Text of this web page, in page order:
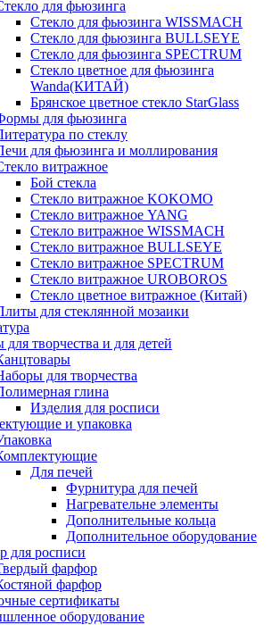
для фьюзинга
Стекло для фьюзинга WISSMACH
Стекло для фьюзинга BULLSEYE
Стекло для фьюзинга SPECTRUM
Стекло цветное для фьюзинга
Wanda(КИТАЙ)
Брянское цветное стекло StarGlass
для фьюзинга
по стеклу
для фьюзинга и моллирования
витражное
Бой стекла
Стекло витражное KOKOMO
Стекло витражное YANG
Стекло витражное WISSMACH
Стекло витражное BULLSEYE
Стекло витражное SPECTRUM
Стекло витражное UROBOROS
Стекло цветное витражное (Китай)
для стеклянной мозаики
для творчества и для детей
для творчества
глина
Изделия для росписи
и упаковка
Для печей
Фурнитура для печей
Нагревательне элементы
Дополнительные кольца
Дополнительное оборудование
для росписи
фарфор
фарфор
сертификаты
оборудование